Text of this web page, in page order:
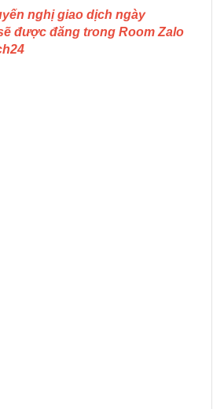
nghị giao dịch ngày
được đăng trong Room Zalo